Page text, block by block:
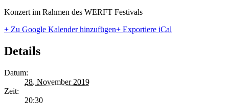
Konzert im Rahmen des WERFT Festivals
+ Zu Google Kalender hinzufügen+ Exportiere iCal
Details
Datum:
28. November 2019
Zeit:
20:30